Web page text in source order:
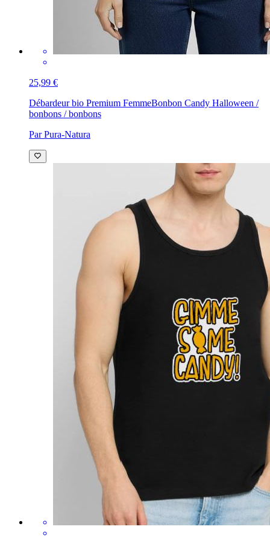
25,99 €
Débardeur bio Premium FemmeBonbon Candy Halloween /
bonbons / bonbons
Par Pura-Natura